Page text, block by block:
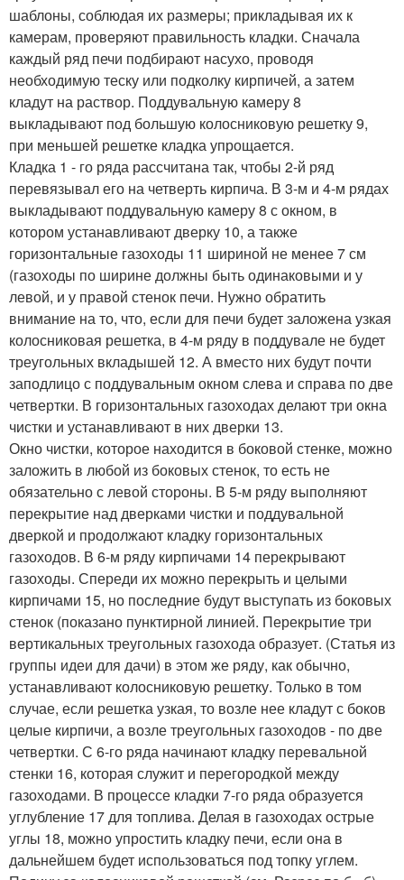
шаблоны, соблюдая их размеры; прикладывая их к
камерам, проверяют правильность кладки. Сначала
каждый ряд печи подбирают насухо, проводя
необходимую теску или подколку кирпичей, а затем
кладут на раствор. Поддувальную камеру 8
выкладывают под большую колосниковую решетку 9,
при меньшей решетке кладка упрощается.
Кладка 1 - го ряда рассчитана так, чтобы 2-й ряд
перевязывал его на четверть кирпича. В 3-м и 4-м рядах
выкладывают поддувальную камеру 8 с окном, в
котором устанавливают дверку 10, а также
горизонтальные газоходы 11 шириной не менее 7 см
(газоходы по ширине должны быть одинаковыми и у
левой, и у правой стенок печи. Нужно обратить
внимание на то, что, если для печи будет заложена узкая
колосниковая решетка, в 4-м ряду в поддувале не будет
треугольных вкладышей 12. А вместо них будут почти
заподлицо с поддувальным окном слева и справа по две
четвертки. В горизонтальных газоходах делают три окна
чистки и устанавливают в них дверки 13.
Окно чистки, которое находится в боковой стенке, можно
заложить в любой из боковых стенок, то есть не
обязательно с левой стороны. В 5-м ряду выполняют
перекрытие над дверками чистки и поддувальной
дверкой и продолжают кладку горизонтальных
газоходов. В 6-м ряду кирпичами 14 перекрывают
газоходы. Спереди их можно перекрыть и целыми
кирпичами 15, но последние будут выступать из боковых
стенок (показано пунктирной линией. Перекрытие три
вертикальных треугольных газохода образует. (Статья из
группы идеи для дачи) в этом же ряду, как обычно,
устанавливают колосниковую решетку. Только в том
случае, если решетка узкая, то возле нее кладут с боков
целые кирпичи, а возле треугольных газоходов - по две
четвертки. С 6-го ряда начинают кладку перевальной
стенки 16, которая служит и перегородкой между
газоходами. В процессе кладки 7-го ряда образуется
углубление 17 для топлива. Делая в газоходах острые
углы 18, можно упростить кладку печи, если она в
дальнейшем будет использоваться под топку углем.